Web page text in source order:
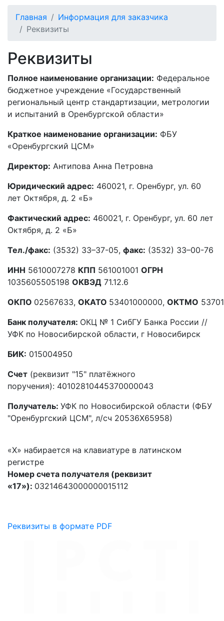
Главная
Информация для заказчика
Реквизиты
Реквизиты
Полное наименование организации: Федеральное
бюджетное учреждение «Государственный
региональный центр стандартизации, метрологии
и испытаний в Оренбургской области»
Краткое наименование организации: ФБУ
«Оренбургский ЦСМ»
Директор: Антипова Анна Петровна
Юридический адрес: 460021, г. Оренбург, ул. 60
лет Октября, д. 2 «Б»
Фактический адрес: 460021, г. Оренбург, ул. 60 лет
Октября, д. 2 «Б»
Тел./факс: (3532) 33–37-05, факс: (3532) 33–00-76
ИНН 5610007278 КПП 561001001 ОГРН
1035605505198 ОКВЭД 71.12.6
ОКПО 02567633, ОКАТО 53401000000, ОКТМО
Банк получателя: ОКЦ № 1 СибГУ Банка России //
УФК по Новосибирской области, г Новосибирск
БИК: 015004950
Счет (реквизит "15" платёжного
поручения): 40102810445370000043
Получатель: УФК по Новосибирской области (ФБУ
"Оренбургский ЦСМ", л/сч 20536Х65958)
«X» набирается на клавиатуре в латинском
регистре
Номер счета получателя (реквизит
«17»): 03214643000000015112
Реквизиты в формате PDF